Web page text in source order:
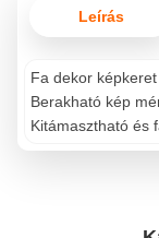
Leírás
Fa dekor képkeret
Berakható kép
Kitámasztható és